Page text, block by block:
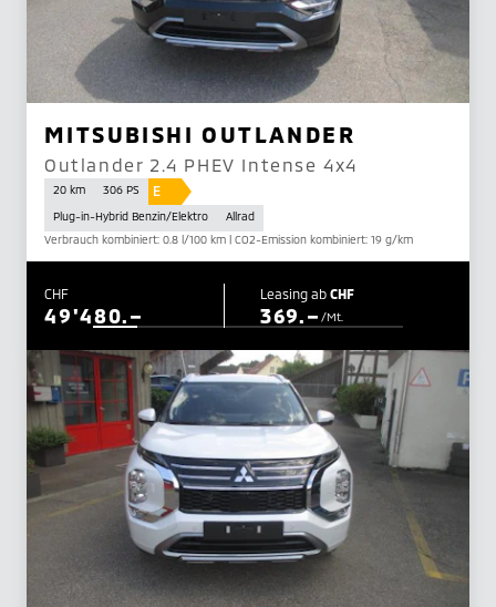
MITSUBISHI OUTLANDER
Outlander 2.4 PHEV Intense 4x4
20 km 306 PS E
Plug-in-Hybrid Benzin/Elektro
Allrad
Verbrauch kombiniert: 0.8 l/100 km | CO2-Emission kombiniert: 19 g/km
CHF
49'480.–
Leasing ab CHF
369.– /Mt.